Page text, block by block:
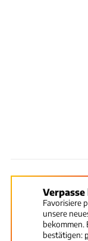
Favorisiere
unsere
bekommen.
bestätigen: